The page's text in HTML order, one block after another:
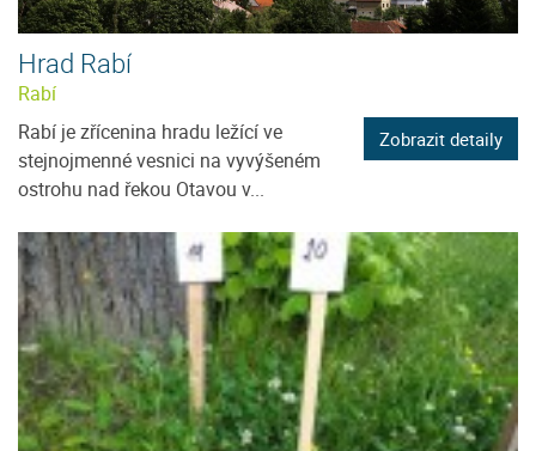
Hrad Rabí
Rabí
Rabí je zřícenina hradu ležící ve
stejnojmenné vesnici na vyvýšeném
ostrohu nad řekou Otavou v...
Zobrazit detaily